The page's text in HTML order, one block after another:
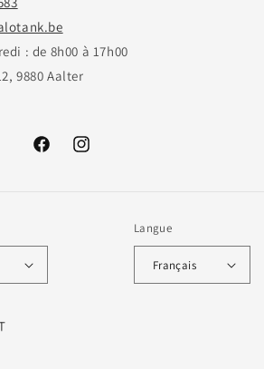
: de 8h00 à 17h00
9880 Aalter
FacebookInstagram
Langue
Français